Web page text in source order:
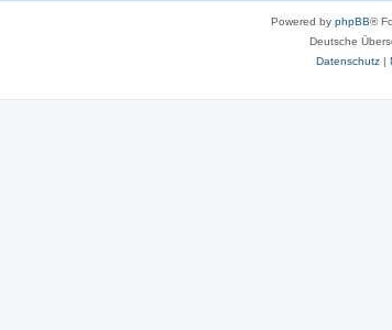
Powered by phpBB®
Deutsche
Datenschutz|